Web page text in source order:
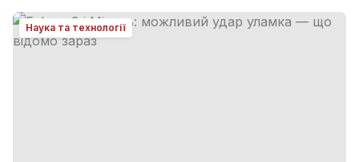
Наука та технології